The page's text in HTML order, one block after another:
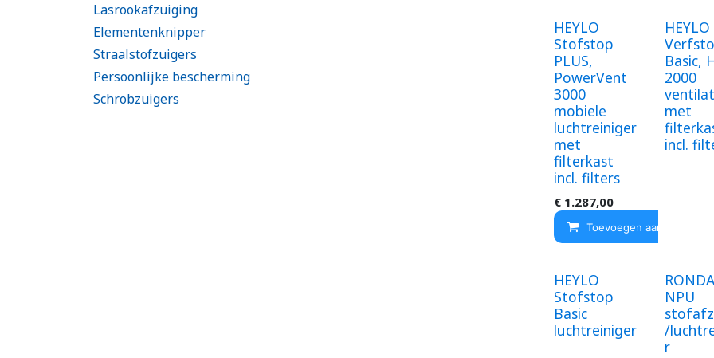
Lasrookafzuiging
Elementenknipper
Straalstofzuigers
Persoonlijke bescherming
Schrobzuigers
HEYLO
Stofstop
PLUS,
PowerVent
3000
mobiele
luchtreiniger
met
filterkast
incl. filters
€ 1.287,00
Toevoegen aan
HEYLO
Basic,
2000
met
incl.
HEYLO
Stofstop
Basic
luchtreiniger
NPU
/
r